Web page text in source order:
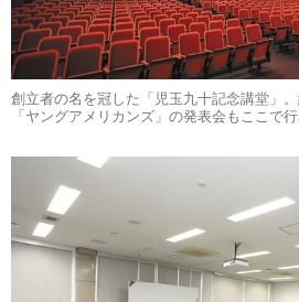
創立者の名を冠した「児玉九十記念講堂」。
「ヤングアメリカンズ」の発表会もここで